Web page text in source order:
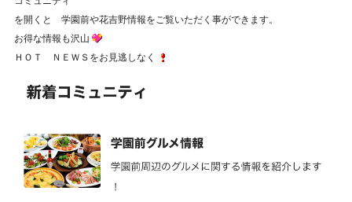
を開くと 学園前や花吉野情報をご覧いただく事ができます。
お得な情報も沢山
ＨＯＴ ＮＥＷＳをお見逃しなく